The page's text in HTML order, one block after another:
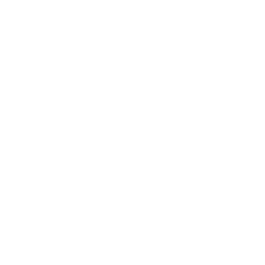
書，都必须携带資格証明書。 这也成
？ 敬语会不会说错？ 会不会因为不会
？ 真正经历之后才发现，这些担心其